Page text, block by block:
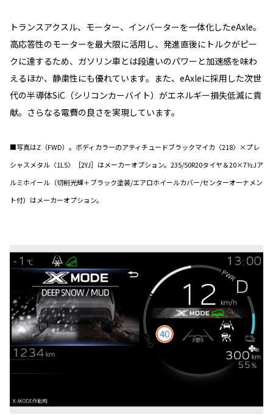
トランスアクスル、モーター、インバーターを一体化したeAxle。
高応答性のモーターを最大限に活用し、発進直後にトルクがピー
クに達するため、ガソリン車とは段違いのパワーと加速感を味わ
えるほか、静粛性にも優れています。また、eAxleに採用した次世
代の半導体SiC（シリコンカーバイト）がエネルギー損失低減に貢
献。さらなる電費の良さを実現しています。
■写真はZ（FWD）。ボディカラーのアティチュードブラックマイカ〈218〉×プレ
シャスメタル〈1L5〉［2YJ］はメーカーオプション。235/50R20タイヤ＆20×7½Jア
ルミホイール（切削光輝＋ブラック塗装/エアロホイールカバー/センターオーナメン
ト付）はメーカーオプション。